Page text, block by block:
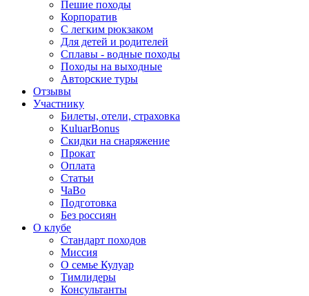
Пешие походы
Корпоратив
С легким рюкзаком
Для детей и родителей
Сплавы - водные походы
Походы на выходные
Авторские туры
Отзывы
Участнику
Билеты, отели, страховка
KuluarBonus
Скидки на снаряжение
Прокат
Оплата
Статьи
ЧаВо
Подготовка
Без россиян
О клубе
Стандарт походов
Миссия
О семье Кулуар
Тимлидеры
Консультанты